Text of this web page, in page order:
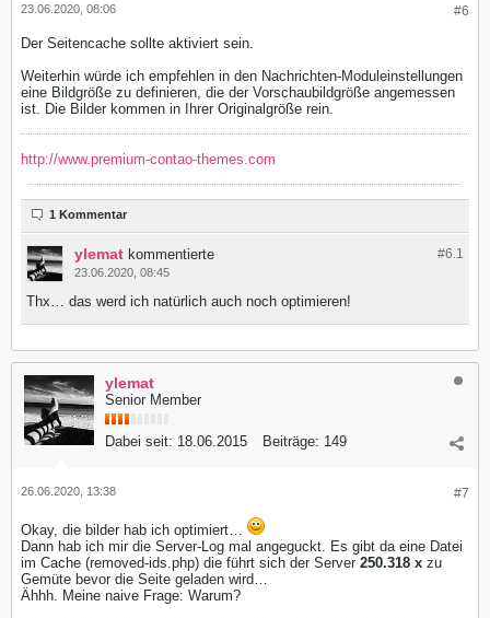
#6
23.06.2020, 08:06
Der Seitencache sollte aktiviert sein.
Weiterhin würde ich empfehlen in den Nachrichten-Moduleinstellungen
eine Bildgröße zu definieren, die der Vorschaubildgröße angemessen
ist. Die Bilder kommen in Ihrer Originalgröße rein.
http://www.premium-contao-themes.com
1 Kommentar
#6. 1
ylemat kommentierte
23.06.2020, 08:45
Thx… das werd ich natürlich auch noch optimieren!
ylemat
Senior Member
Dabei seit: 18.06.2015 Beiträge: 149
#7
26.06.2020, 13:38
Okay, die bilder hab ich optimiert…
Dann hab ich mir die Server-Log mal angeguckt. Es gibt da eine Datei
im Cache (removed-ids.php) die führt sich der Server 250.318 x zu
Gemüte bevor die Seite geladen wird…
Ähhh. Meine naive Frage: Warum?